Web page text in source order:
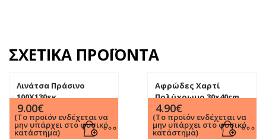
ΣΧΕΤΙΚΆ ΠΡΟΪΌΝΤΑ
Λινάτσα Πράσινο
100Χ130εκ
9.00€
(Το προϊόν ενδέχεται να
μην υπάρχει στο φυσικό
κατάστημα)
Αφρώδες Χαρτί
Πολύχρωμο 30x40cm
πάχος 2mm (πακέτο10
φύλλα)
4.90€
(Το προϊόν ενδέχεται να
μην υπάρχει στο φυσικό
κατάστημα)